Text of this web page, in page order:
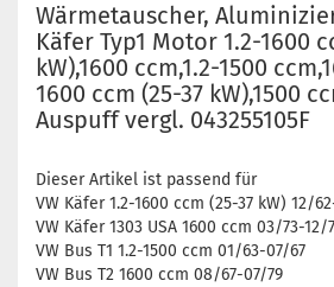
Wärmetauscher,
Käfer Typ1 Motor 1.2-1600
kW),1600 ccm,1.2-1500
1600 ccm (25-37 kW),1500
Auspuff vergl. 043255105F
Dieser Artikel ist passend für
VW Käfer 1.2-1600 ccm (25-37 kW) 12/
VW Käfer 1303 USA 1600 ccm 03/73-12/
VW Bus T1 1.2-1500 ccm 01/63-07/67
VW Bus T2 1600 ccm 08/67-07/79